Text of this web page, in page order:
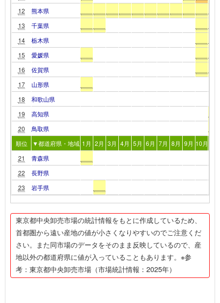
12
熊本県
13
千葉県
14
栃木県
15
愛媛県
16
佐賀県
17
山形県
18
和歌山県
19
高知県
20
鳥取県
順位
▼都道府県・地域 1月 2月 3月 4月 5月 6月 7月 8月 9月 10月
21
青森県
22
長野県
23
岩手県
東京都中央卸売市場の統計情報をもとに作成しているため、
首都圏から遠い産地の値が小さくなりやすいのでご注意くだ
さい。また同市場のデータをそのまま反映しているので、産
地以外の都道府県に値が入っていることもあります。※参
考：東京都中央卸売市場（市場統計情報：2025年）